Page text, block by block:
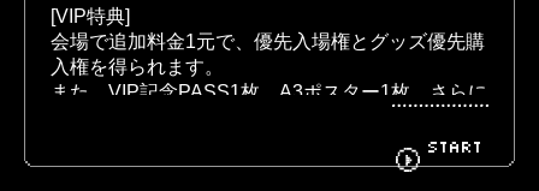
START
[VIP特典]
会場で追加料金1元で、優先入場権とグッズ優先購
入権を得られます。
また、VIP記念PASS1枚、A3ポスター1枚、さらに
）が含まれま
す。